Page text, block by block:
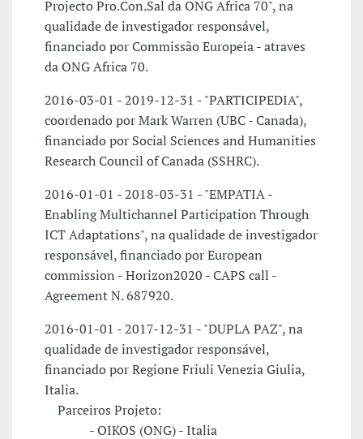
Projecto Pro.Con.Sal da ONG Africa 70", na
qualidade de investigador responsável,
financiado por Commissão Europeia - atraves
da ONG Africa 70.
2016-03-01 - 2019-12-31 - "PARTICIPEDIA",
coordenado por Mark Warren (UBC - Canada),
financiado por Social Sciences and Humanities
Research Council of Canada (SSHRC).
2016-01-01 - 2018-03-31 - "EMPATIA -
Enabling Multichannel Participation Through
ICT Adaptations", na qualidade de investigador
responsável, financiado por European
commission - Horizon2020 - CAPS call -
Agreement N. 687920.
2016-01-01 - 2017-12-31 - "DUPLA PAZ", na
qualidade de investigador responsável,
financiado por Regione Friuli Venezia Giulia,
Italia.
Parceiros Projeto:
- OIKOS (ONG) - Italia